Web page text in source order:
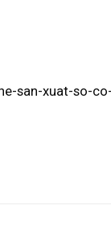
san-xuat-so-